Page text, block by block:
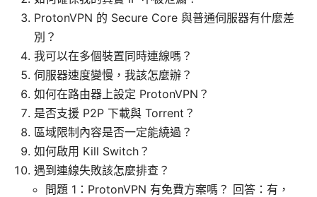
ProtonVPN 的 Secure Core 與普通伺服器有什麼差
別？
我可以在多個裝置同時連線嗎？
伺服器速度變慢，我該怎麼辦？
如何在路由器上設定 ProtonVPN？
是否支援 P2P 下載與 Torrent？
區域限制內容是否一定能繞過？
如何啟用 Kill Switch？
遇到連線失敗該怎麼排查？
問題 1：ProtonVPN 有免費方案嗎？ 回答：有，